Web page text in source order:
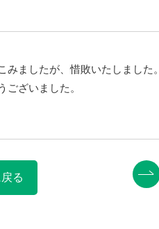
ましたが、惜敗いたしました。
ざいました。
る